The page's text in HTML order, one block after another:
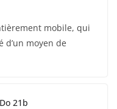
mobile, qui
moyen de
21b